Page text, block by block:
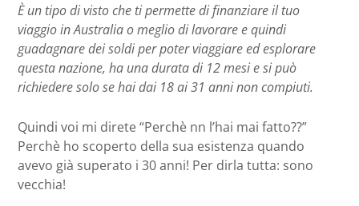
È un tipo di visto che ti permette di finanziare il tuo
viaggio in Australia o meglio di lavorare e quindi
guadagnare dei soldi per poter viaggiare ed esplorare
questa nazione, ha una durata di 12 mesi e si può
richiedere solo se hai dai 18 ai 31 anni non compiuti.
Quindi voi mi direte “Perchè nn l’hai mai fatto??”
Perchè ho scoperto della sua esistenza quando
avevo già superato i 30 anni! Per dirla tutta: sono
vecchia!